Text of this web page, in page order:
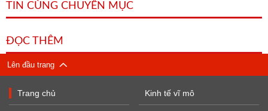
TIN CÙNG CHUYÊN MỤC
ĐỌC THÊM
Lên đầu trang
Trang chủ Kinh tế vĩ mô